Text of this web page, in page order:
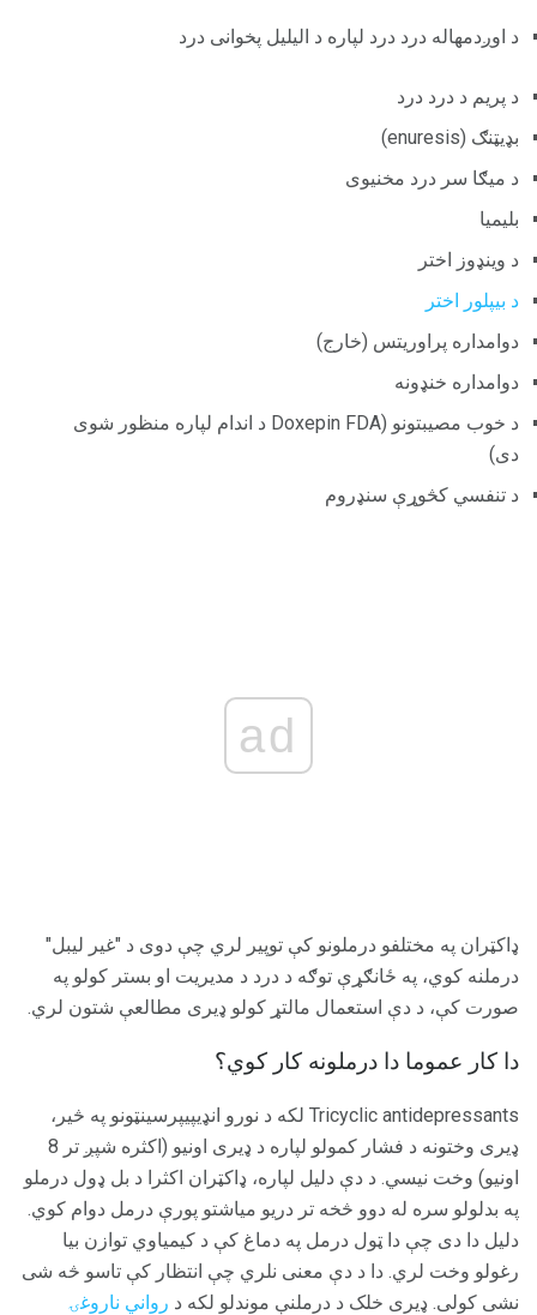
د اوږدمهاله درد درد لپاره د الیلیل پخوانی درد
د پریم د درد درد
بډیټنګ (enuresis)
د میګا سر درد مخنیوی
بلیمیا
د وینډوز اختر
د بیپلور اختر
دوامداره پراوریتس (خارج)
دوامداره خنډونه
د خوب مصیبتونو (Doxepin FDA د اندام لپاره منظور شوی
دی)
د تنفسي کڅوړې سنډروم
ad
ډاکټران په مختلفو درملونو کې توپیر لري چې دوی د "غیر لیبل"
درملنه کوي، په ځانګړې توګه د درد د مدیریت او بستر کولو په
صورت کې، د دې استعمال مالتړ کولو ډیری مطالعې شتون لري.
دا کار عموما دا درملونه کار کوي؟
Tricyclic antidepressants لکه د نورو انډیپيپرسینټونو په څیر،
ډیری وختونه د فشار کمولو لپاره د ډیری اونیو (اکثره شپږ تر 8
اونیو) وخت نیسي. د دې دلیل لپاره، ډاکټران اکثرا د بل ډول درملو
په بدلولو سره له دوو څخه تر دریو میاشتو پورې درمل دوام کوي.
دلیل دا دی چې دا ټول درمل په دماغ کې د کیمیاوي توازن بیا
رغولو وخت لري. دا د دې معنی نلري چې انتظار کې تاسو څه شی
نشی کولی. ډیری خلک د درملنې موندلو لکه د رواني ناروغۍ